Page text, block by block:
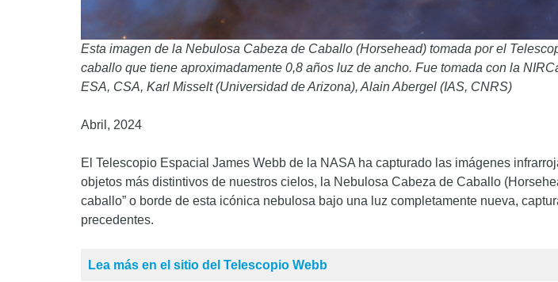
Esta imagen de la Nebulosa Cabeza de Caballo (Horsehead) tomada por el
caballo que tiene aproximadamente 0,8 años luz de ancho. Fue tomada con la
ESA, CSA, Karl Misselt (Universidad de Arizona), Alain Abergel (IAS, CNRS)
Abril, 2024
El Telescopio Espacial James Webb de la NASA ha capturado las imágenes
objetos más distintivos de nuestros cielos, la Nebulosa Cabeza de Caballo
caballo” o borde de esta icónica nebulosa bajo una luz completamente nueva,
precedentes.
Lea más en el sitio del Telescopio Webb